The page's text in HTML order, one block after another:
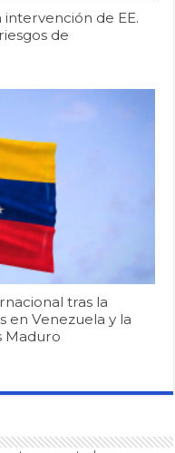
de EE.
de
tras la
en Venezuela y la
Maduro